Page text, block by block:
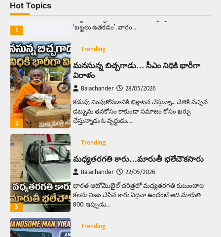
Hot Topics
1
సాఫ్ట్‌వేర్ ఉద్యోగి వరకు అందరికీ గుర్తొచ్చే మొదటి పని
‘బట్టలు ఉతకడం’. వారం…
2
Trending
మనసున్న బిచ్చగాడు… సీఎం నిధికి భారీగా
విరాళం
Balachander 28/05/2026
కడుపు నింపుకోవడానికి భిక్షాటన చేస్తున్నా… చేతికి వచ్చిన
డబ్బును తనకోసం కాకుండా సమాజం కోసం ఖర్చు
చేస్తున్నాడు ఓ వృద్ధుడు.…
3
Trending
మధ్యతరగతి కారు…మారుతీ భలేచౌకసారు
Balachander 22/05/2026
భారత ఆటోమొబైల్ చరిత్రలో మధ్యతరగతి కుటుంబాల
కలను నిజం చేసిన కారు ఏదైనా ఉందంటే అది మారుతి
800. ఇప్పుడు…
Trending